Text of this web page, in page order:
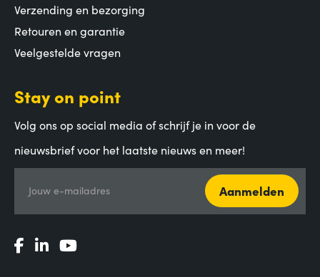
Verzending en bezorging
Retouren en garantie
Veelgestelde vragen
Stay on point
Volg ons op social media of schrijf je in voor de
nieuwsbrief voor het laatste nieuws en meer!
Jouw e-mailadres Aanmelden